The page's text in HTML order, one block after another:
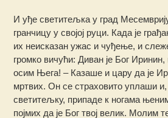
И уђе светитељка у град
гранчицу у својој руци. Када је
их неисказан ужас и чуђење, и
громко вичући: Диван је Бог Иринин,
осим Њега! – Казаше и цару да је
мртвих. Он се страховито уплаши
светитељку, припаде к ногама
појмих да је Бог твој велик. Молим